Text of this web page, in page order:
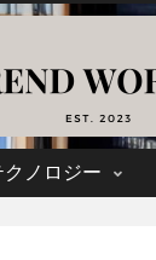
クノロジー